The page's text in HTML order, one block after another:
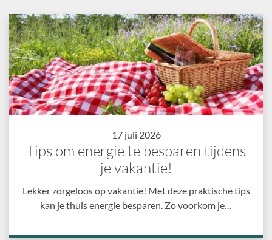
17 juli 2026
Tips om energie te besparen tijdens
je vakantie!
Lekker zorgeloos op vakantie! Met deze praktische tips
kan je thuis energie besparen. Zo voorkom je…